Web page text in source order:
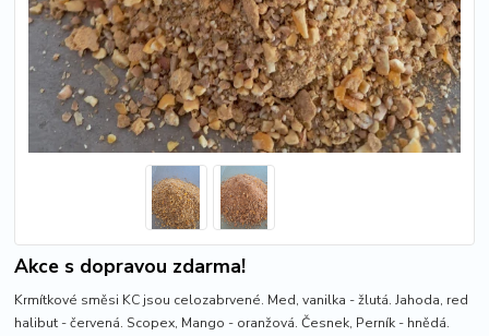
Akce s dopravou zdarma!
Krmítkové směsi KC jsou celozabrvené. Med, vanilka - žlutá. Jahoda, red
halibut - červená. Scopex, Mango - oranžová. Česnek, Perník - hnědá.